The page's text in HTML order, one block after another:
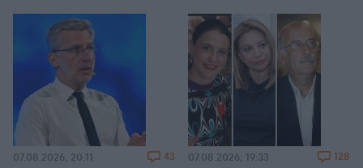
07.08.2026, 20:11 43 07.08.2026, 19:33 128